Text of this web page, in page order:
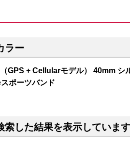
ラー
GPS + Cellularモデル） 40mm シ
ポーツバンド
索した結果を表示しています